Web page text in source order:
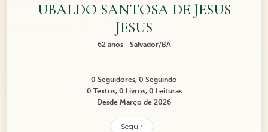
UBALDO SANTOSA DE JESUS
JESUS
62 anos - Salvador/BA
0 Seguidores, 0 Seguindo
0 Textos, 0 Livros, 0 Leituras
Desde Março de 2026
Seguir